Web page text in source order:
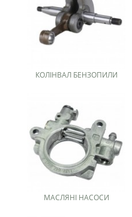
КОЛІНВАЛ БЕНЗОПИЛИ
МАСЛЯНІ НАСОСИ